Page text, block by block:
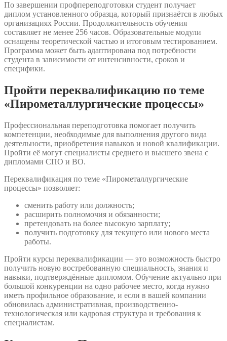
По завершении профпереподготовки студент получает
диплом установленного образца, который признаётся в любых
организациях России. Продолжительность обучения
составляет не менее 256 часов. Образовательные модули
оснащены теоретической частью и итоговым тестированием.
Программа может быть адаптирована под потребности
студента в зависимости от интенсивности, сроков и
специфики.
Пройти переквалификацию по теме
«Пирометаллургические процессы»
Профессиональная переподготовка помогает получить
компетенции, необходимые для выполнения другого вида
деятельности, приобретения навыков и новой квалификации.
Пройти её могут специалисты среднего и высшего звена с
дипломами СПО и ВО.
Переквалификация по теме «Пирометаллургические
процессы» позволяет:
сменить работу или должность;
расширить полномочия и обязанности;
претендовать на более высокую зарплату;
получить подготовку для текущего или нового места
работы.
Пройти курсы переквалификации — это возможность быстро
получить новую востребованную специальность, знания и
навыки, подтверждённые дипломом. Обучение актуально при
большой конкуренции на одно рабочее место, когда нужно
иметь профильное образование, и если в вашей компании
обновилась административная, производственно-
технологическая или кадровая структура и требования к
специалистам.